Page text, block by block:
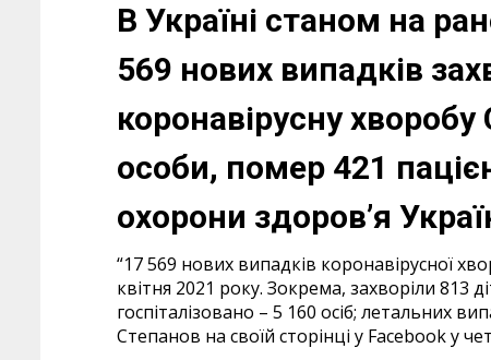
В Україні станом на
569 нових випадків
коронавірусну
особи, помер 421
охорони здоров’я
“17 569 нових випадків коронавірусної
квітня 2021 року. Зокрема, захворіли 813
госпіталізовано – 5 160 осіб; летальних
Степанов на своїй сторінці у Facebook у